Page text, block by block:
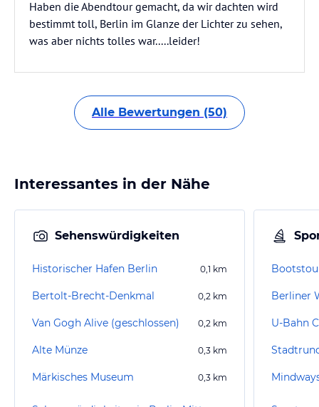
Haben die Abendtour gemacht, da wir dachten wird
bestimmt toll, Berlin im Glanze der Lichter zu sehen,
was aber nichts tolles war.....leider!
Alle Bewertungen (50)
Interessantes in der Nähe
Sehenswürdigkeiten
Historischer Hafen Berlin 0,1 km
Bertolt-Brecht-Denkmal 0,2 km
Van Gogh Alive (geschlossen) 0,2 km
Alte Münze 0,3 km
Märkisches Museum 0,3 km
Berliner
U-Bahn